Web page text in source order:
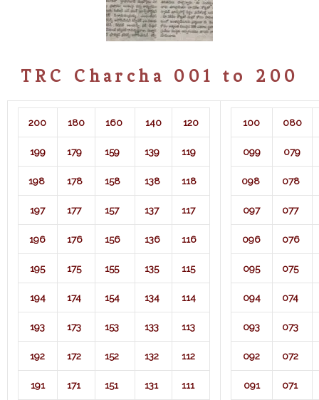
TRC Charcha 001 to 200
200 180 160 140 120
199 179 159 139 119
198 178 158 138 118
197 177 157 137 117
196 176 156 136 116
195 175 155 135 115
194 174 154 134 114
193 173 153 133 113
192 172 152 132 112
191 171 151 131 111
100 080
099 079
098 078
097 077
096 076
095 075
094 074
093 073
092 072
091 071​